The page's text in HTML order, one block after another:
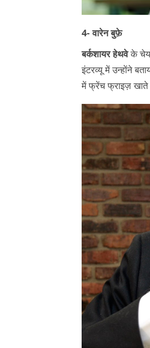
4- वारेन बुफ़े
बर्कशायर हेथवेके
इंटरव्यू में उन्होंने
में फ्रेंच फ्राइज़